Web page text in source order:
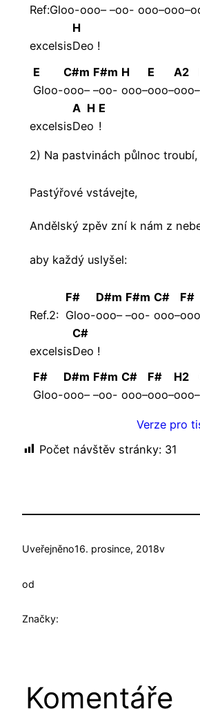
Ref:Gloo-ooo– –oo- ooo–ooo–
excelsis
H
Deo !
E
Gloo-
C#m
ooo–
F#m
–oo-
H
ooo–
E
ooo–
A2
ooo–
excelsis
A
De
H
o
E
!
2) Na pastvinách půlnoc troubí,
Pastýřové vstávejte,
Andělský zpěv zní k nám z
aby každý uslyšel:
Ref.2:
F#
Gloo-
D#m
ooo–
F#m
–oo-
C#
ooo–
F#
excelsis
C#
Deo !
F#
Gloo-
D#m
ooo–
F#m
–oo-
C#
ooo–
F#
ooo–
H2
ooo–
Verze pro
Počet návštěv stránky: 31
Uveřejněno16. prosince, 2018v
od
Značky:
Komentáře